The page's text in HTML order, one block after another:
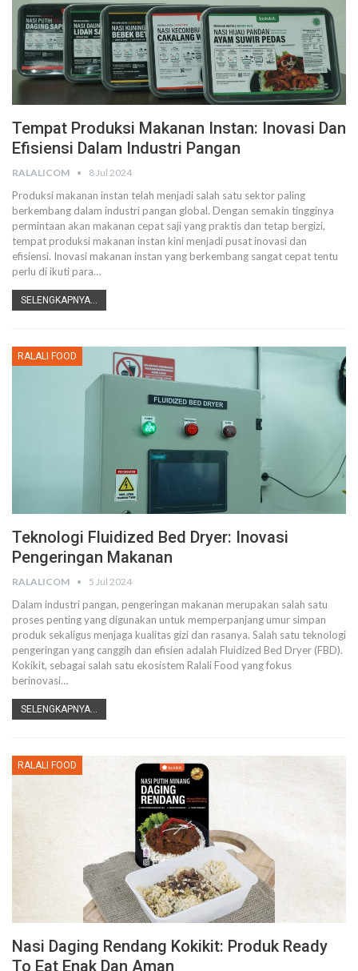
Tempat Produksi Makanan Instan: Inovasi Dan
Efisiensi Dalam Industri Pangan
RALALICOM 8 Jul 2024
Produksi makanan instan telah menjadi salah satu sektor paling
berkembang dalam industri pangan global. Dengan semakin tingginya
permintaan akan makanan cepat saji yang praktis dan tetap bergizi,
tempat produksi makanan instan kini menjadi pusat inovasi dan
efisiensi. Inovasi makanan instan yang berkembang sangat cepat tentu
perlu di ikuti para…
SELENGKAPNYA...
RALALI FOOD
Teknologi Fluidized Bed Dryer: Inovasi
Pengeringan Makanan
RALALICOM 5 Jul 2024
Dalam industri pangan, pengeringan makanan merupakan salah satu
proses penting yang digunakan untuk memperpanjang umur simpan
produk sekaligus menjaga kualitas gizi dan rasanya. Salah satu teknologi
pengeringan yang canggih dan efisien adalah Fluidized Bed Dryer (FBD).
Kokikit, sebagai salah satu ekosistem Ralali Food yang fokus
berinovasi…
SELENGKAPNYA...
RALALI FOOD
Nasi Daging Rendang Kokikit: Produk Ready
To Eat Enak Dan Aman